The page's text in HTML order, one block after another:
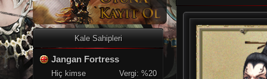
Kale Sahipleri
Jangan Fortress
Hiç kimse Vergi: %20